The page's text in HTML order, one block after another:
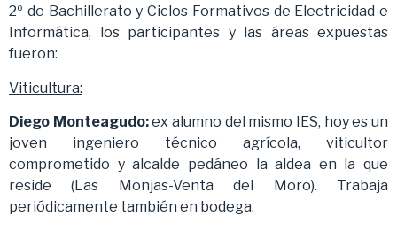
2º de Bachillerato y Ciclos Formativos de Electricidad e
Informática, los participantes y las áreas expuestas
fueron:
Viticultura:
Diego Monteagudo:ex alumno del mismo IES, hoy es un
joven ingeniero técnico agrícola, viticultor
comprometido y alcalde pedáneo la aldea en la que
reside (Las Monjas-Venta del Moro). Trabaja
periódicamente también en bodega.